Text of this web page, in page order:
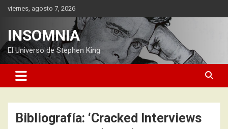
Saltarviernes, agosto 7, 2026
INSOMNIA
El Universo de Stephen King
Bibliografía: ‘Cracked Interviews